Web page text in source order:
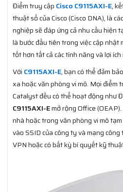
Điểm truy cập Cisco C9115AXI-E,
thuật số của Cisco (Cisco DNA), là
nghiệp sẽ đáp ứng cả nhu cầu hiện
là bước đầu tiên trong việc cập nhật
tốt hơn tất cả các tính năng và lợi
Với C9115AXI-E, bạn có thể đảm
xa hoặc văn phòng vi mô. Mọi điểm
Catalyst đều có thể hoạt động như
C9115AXI-Emở rộng Office
nhà hoặc trong văn phòng vi mô
vào SSID của công ty và mạng
VPN hoặc có bất kỳ bí quyết kỹ